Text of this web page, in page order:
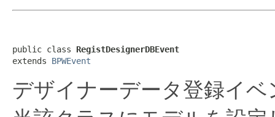
public class RegistDesignerDBEvent
extends BPWEvent
デザイナーデータ登録イ